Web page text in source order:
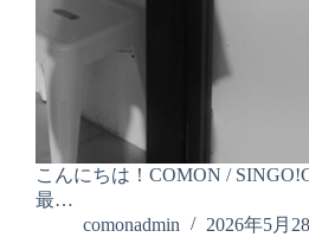
こんにちは！COMON /
最…
comonadmin
2026年5月